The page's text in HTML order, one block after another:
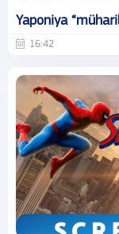
Yaponiya
16:42